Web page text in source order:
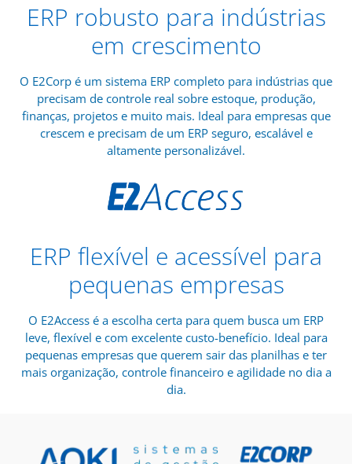
ERP robusto para indústrias
em crescimento
O E2Corp é um sistema ERP completo para indústrias que
precisam de controle real sobre estoque, produção,
finanças, projetos e muito mais. Ideal para empresas que
crescem e precisam de um ERP seguro, escalável e
altamente personalizável.
ERP flexível e acessível para
pequenas empresas
O E2Access é a escolha certa para quem busca um ERP
leve, flexível e com excelente custo-benefício. Ideal para
pequenas empresas que querem sair das planilhas e ter
mais organização, controle financeiro e agilidade no dia a
dia.